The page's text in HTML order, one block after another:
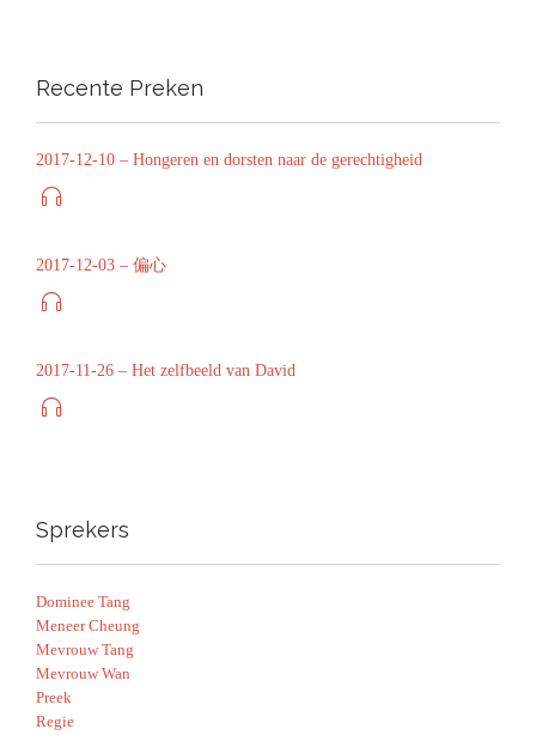
Recente Preken
2017-12-10 – Hongeren en dorsten naar de gerechtigheid

2017-12-03 – 偏心

2017-11-26 – Het zelfbeeld van David

Sprekers
Dominee Tang
Meneer Cheung
Mevrouw Tang
Mevrouw Wan
Preek
Regie